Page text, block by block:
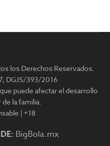
los Derechos Reservados.
DGJS/393/2016
puede afectar el desarrollo
la familia.
| +18
BigBola.mx